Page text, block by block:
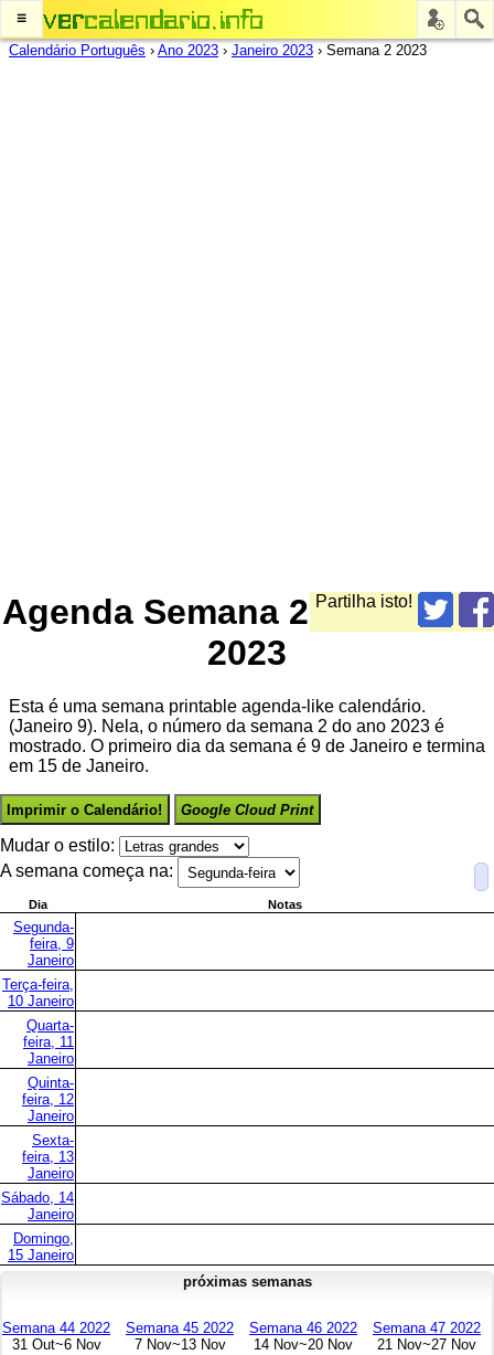
≡
Calendário Português › Ano 2023 › Janeiro 2023 › Semana 2 2023
Partilha isto!
Agenda Semana 2
2023
Esta é uma semana printable agenda-like calendário.
(Janeiro 9). Nela, o número da semana 2 do ano 2023 é
mostrado. O primeiro dia da semana é 9 de Janeiro e termina
em 15 de Janeiro.
Imprimir o Calendário! Google Cloud Print
Mudar o estilo:
A semana começa na:
Dia Notas
Segunda-
feira, 9
Janeiro
Terça-feira,
10 Janeiro
Quarta-
feira, 11
Janeiro
Quinta-
feira, 12
Janeiro
Sexta-
feira, 13
Janeiro
Sábado, 14
Janeiro
Domingo,
15 Janeiro
próximas semanas
Semana 44 2022
31 Out~6 Nov
Semana 45 2022
7 Nov~13 Nov
Semana 46 2022
14 Nov~20 Nov
Semana 47 2022
21 Nov~27 Nov